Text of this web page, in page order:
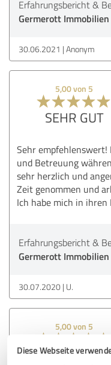
Diese Webseite
Erfahrungsbericht &
Germerott Immobilien
30.06.2021 Anonym
5,00 von 5
SEHR GUT
Sehr
und Betreuung
sehr herzlich und
Zeit genommen und
Ich habe mich in
Erfahrungsbericht &
Germerott Immobilien
30.07.2020 U.
5,00 von 5
SEHR GUT